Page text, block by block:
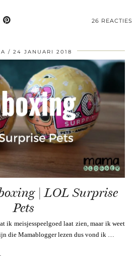
26 REACTIES
24 JANUARI 2018
| LOL Surprise
Pets
ik meisjesspeelgoed laat zien, maar ik weet
die Mamablogger lezen dus vond ik …